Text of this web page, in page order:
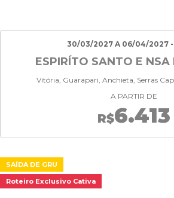
30/03/2027 A 06/04/2027 -
ESPIRÍTO SANTO E
Vitória, Guarapari, Anchieta, Serras
A PARTIR DE
R$6.413
SAÍDA DE GRU
Roteiro Exclusivo Cativa